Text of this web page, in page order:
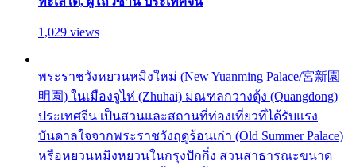
1,029 views
พระราชวังหยวนหมิงใหม่ (New Yuanming Palace/宮新園
明園) ในเมืองจูไห่ (Zhuhai) มณฑลกวางตุ้ง (Quangdong)
ประเทศจีน เป็นสวนและสถานที่ท่องเที่ยวที่ได้รับแรง
บันดาลใจจากพระราชวังฤดูร้อนเก่า (Old Summer Palace)
หรือหยวนหมิงหยวนในกรุงปักกิ่ง สวนสาธารณะขนาด